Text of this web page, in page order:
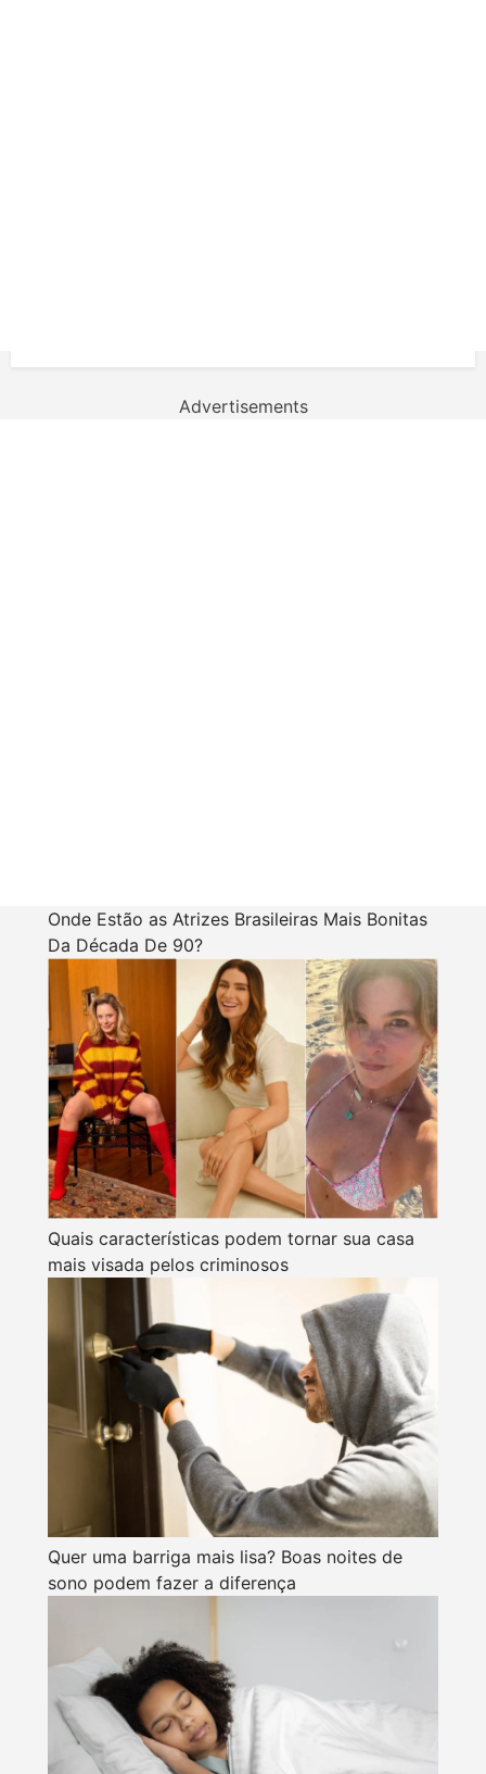
Advertisements
Onde Estão as Atrizes Brasileiras Mais Bonitas
Da Década De 90?
Quais características podem tornar sua casa
mais visada pelos criminosos
Quer uma barriga mais lisa? Boas noites de
sono podem fazer a diferença